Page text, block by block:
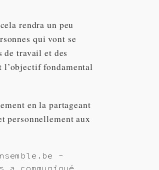
rendra un peu
qui vont se
de travail et des
l’objectif fondamental
en la partageant
personnellement aux
-